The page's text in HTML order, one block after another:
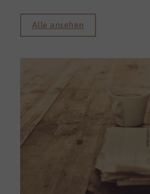
Alle ansehen